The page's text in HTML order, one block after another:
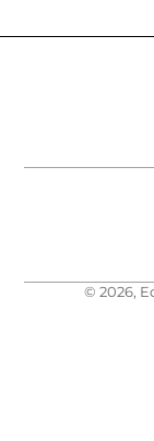
© 2026,